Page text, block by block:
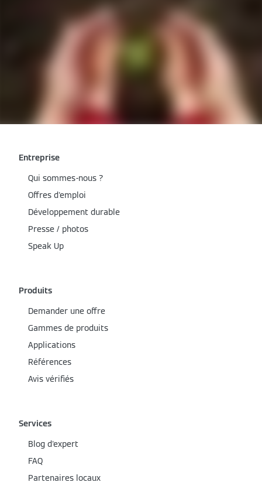
Entreprise
Qui sommes-nous ?
Offres d'emploi
Développement durable
Presse / photos
Speak Up
Produits
Demander une offre
Gammes de produits
Applications
Références
Avis vérifiés
Services
Blog d'expert
FAQ
Partenaires locaux